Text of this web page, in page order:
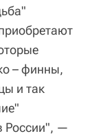
– финны,
и так
России", —